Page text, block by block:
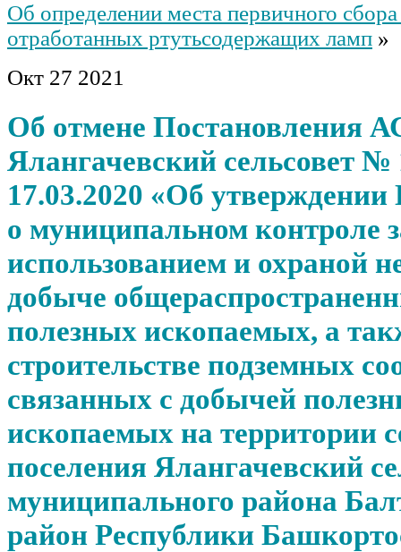
Об определении места первичного
отработанных ртутьсодержащих ламп »
Окт 27 2021
Об отмене Постановления
Ялангачевский сельсовет №
17.03.2020 «Об
о муниципальном контроле
использованием и охраной
добыче
полезных ископаемых, а
строительстве подземных
связанных с добычей
ископаемых на территории
поселения Ялангачевский
муниципального района
район Республики